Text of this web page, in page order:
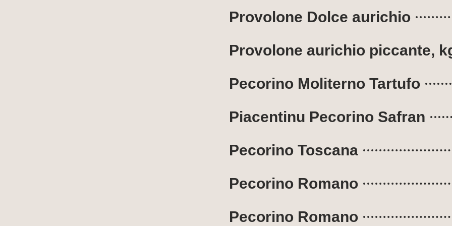
Provolone Dolce aurichio
Provolone aurichio piccante,
Pecorino Moliterno Tartufo
Piacentinu Pecorino Safran
Pecorino Toscana
Pecorino Romano
Pecorino Romano